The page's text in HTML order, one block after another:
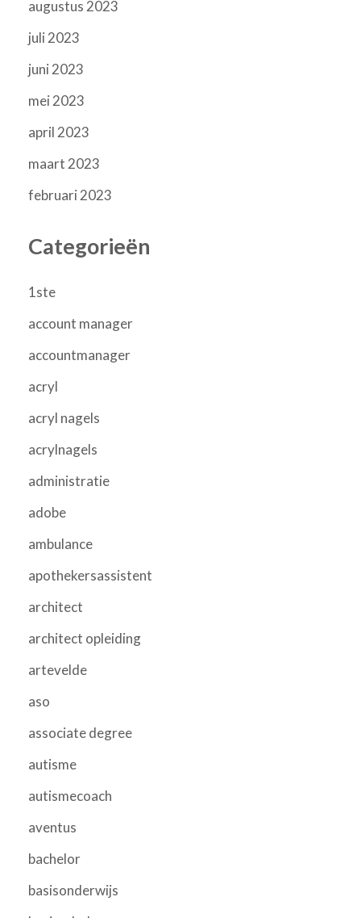
augustus 2023
juli 2023
juni 2023
mei 2023
april 2023
maart 2023
februari 2023
Categorieën
1ste
account manager
accountmanager
acryl
acryl nagels
acrylnagels
administratie
adobe
ambulance
apothekersassistent
architect
architect opleiding
artevelde
aso
associate degree
autisme
autismecoach
aventus
bachelor
basisonderwijs